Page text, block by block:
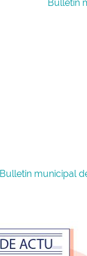
Bulletin
Bulletin municipal